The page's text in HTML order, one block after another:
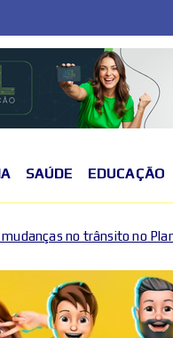
SAÚDE EDUCAÇÃO
Plano Piloto e no Gama